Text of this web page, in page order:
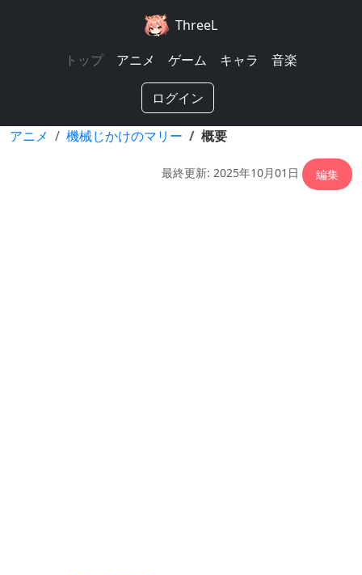
ThreeL
トップ
アニメ ゲーム キャラ 音楽
ログイン
アニメ 機械じかけのマリー 概要
最終更新: 2025年10月01日 編集